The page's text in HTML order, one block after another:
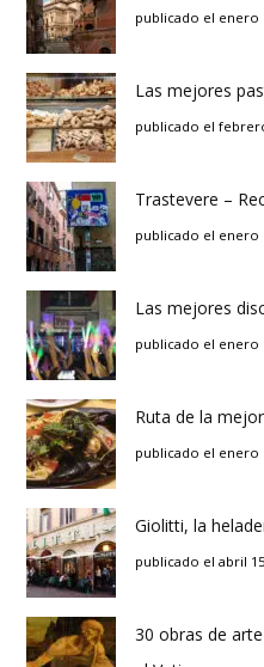
publicado el enero
Las mejores
publicado el
Trastevere –
publicado el enero
Las mejores
publicado el enero
Ruta de la
publicado el enero
Giolitti, la
publicado el abril
30 obras de